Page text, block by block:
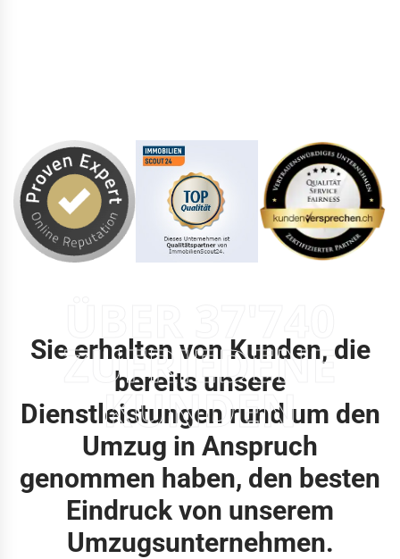
ZUFRIEDENE
KUNDEN
Sie erhalten von Kunden, die
bereits unsere
Dienstleistungen rund um den
Umzug in Anspruch
genommen haben, den besten
Eindruck von unserem
Umzugsunternehmen.